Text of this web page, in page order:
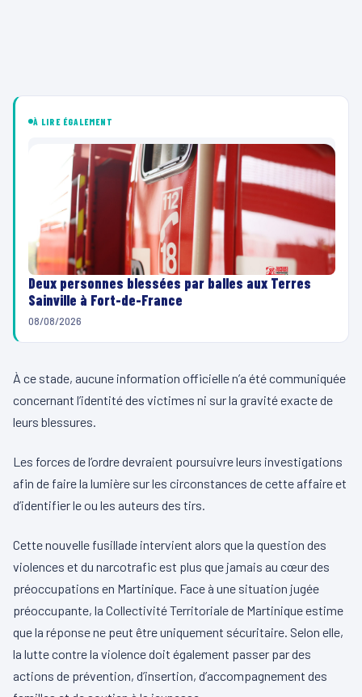
À LIRE ÉGALEMENT
Deux personnes blessées par balles aux Terres
Sainville à Fort-de-France
08/08/2026
À ce stade, aucune information officielle n’a été communiquée
concernant l’identité des victimes ni sur la gravité exacte de
leurs blessures.
Les forces de l’ordre devraient poursuivre leurs investigations
afin de faire la lumière sur les circonstances de cette affaire et
d’identifier le ou les auteurs des tirs.
Cette nouvelle fusillade intervient alors que la question des
violences et du narcotrafic est plus que jamais au cœur des
préoccupations en Martinique. Face à une situation jugée
préoccupante, la Collectivité Territoriale de Martinique estime
que la réponse ne peut être uniquement sécuritaire. Selon elle,
la lutte contre la violence doit également passer par des
actions de prévention, d’insertion, d’accompagnement des